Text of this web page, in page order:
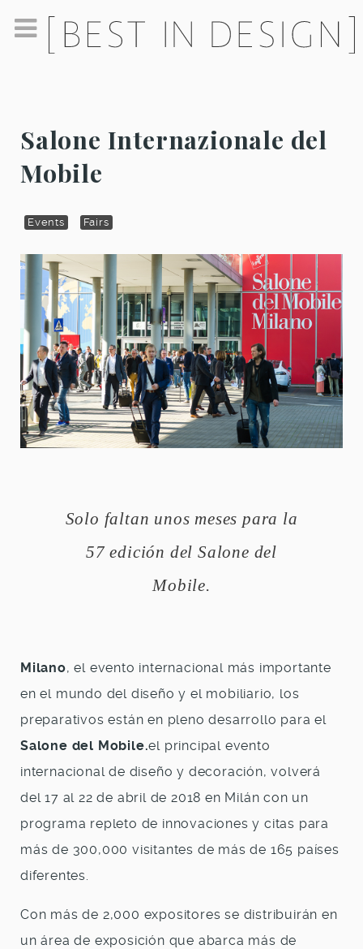
Salone Internazionale del
Mobile
Events Fairs
Solo faltan unos meses para la
57 edición del Salone del
Mobile.
Milano, el evento internacional más importante
en el mundo del diseño y el mobiliario, los
preparativos están en pleno desarrollo para el
Salone del Mobile.el principal evento
internacional de diseño y decoración, volverá
del 17 al 22 de abril de 2018 en Milán con un
programa repleto de innovaciones y citas para
más de 300,000 visitantes de más de 165 países
diferentes.
Con más de 2,000 expositores se distribuirán en
un área de exposición que abarca más de